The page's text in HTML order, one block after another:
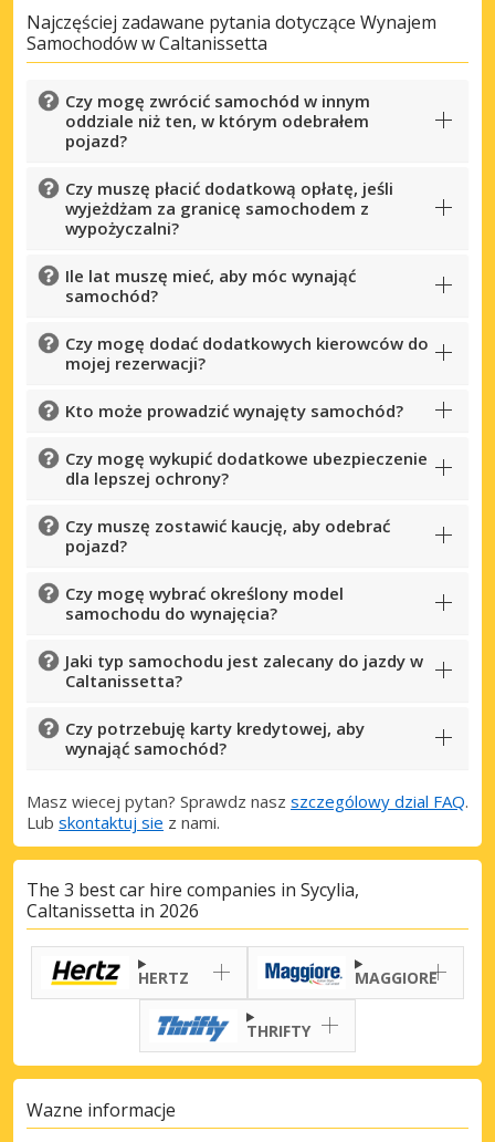
Najczęściej zadawane pytania dotyczące Wynajem
Samochodów w Caltanissetta
Czy mogę zwrócić samochód w innym
oddziale niż ten, w którym odebrałem
pojazd?
Czy muszę płacić dodatkową opłatę, jeśli
wyjeżdżam za granicę samochodem z
wypożyczalni?
Ile lat muszę mieć, aby móc wynająć
samochód?
Czy mogę dodać dodatkowych kierowców do
mojej rezerwacji?
Kto może prowadzić wynajęty samochód?
Czy mogę wykupić dodatkowe ubezpieczenie
dla lepszej ochrony?
Czy muszę zostawić kaucję, aby odebrać
pojazd?
Czy mogę wybrać określony model
samochodu do wynajęcia?
Jaki typ samochodu jest zalecany do jazdy w
Caltanissetta?
Czy potrzebuję karty kredytowej, aby
wynająć samochód?
Masz wiecej pytan? Sprawdz nasz szczególowy dzial FAQ.
Lub skontaktuj sie z nami.
The 3 best car hire companies in Sycylia,
Caltanissetta in 2026
HERTZ MAGGIORE
THRIFTY
Wazne informacje